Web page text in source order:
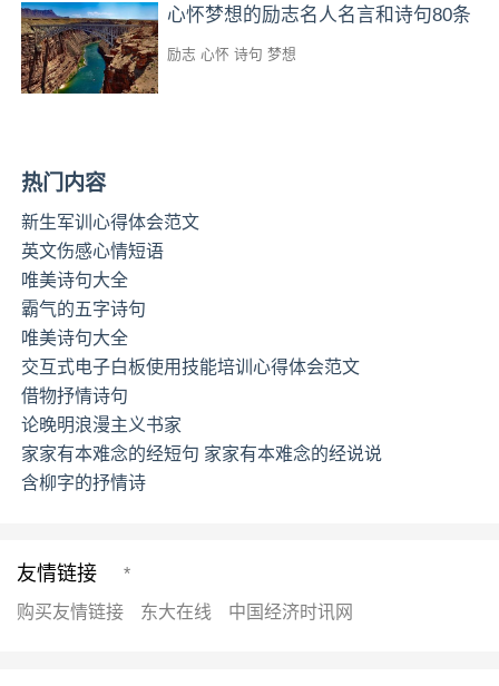
心怀梦想的励志名人名言和诗句80条
励志 心怀 诗句 梦想
热门内容
新生军训心得体会范文
英文伤感心情短语
唯美诗句大全
霸气的五字诗句
唯美诗句大全
交互式电子白板使用技能培训心得体会范文
借物抒情诗句
论晚明浪漫主义书家
家家有本难念的经短句 家家有本难念的经说说
含柳字的抒情诗
友情链接
*
购买友情链接
东大在线 中国经济时讯网